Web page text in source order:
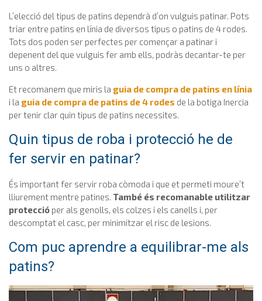
L’elecció del tipus de patins dependrà d’on vulguis patinar. Pots
triar entre patins en línia de diversos tipus o patins de 4 rodes.
Tots dos poden ser perfectes per començar a patinar i
depenent del que vulguis fer amb ells, podràs decantar-te per
uns o altres.
Et recomanem que miris la guia de compra de patins en línia
i la guia de compra de patins de 4 rodes de la botiga Inercia
per tenir clar quin tipus de patins necessites.
Quin tipus de roba i protecció he de
fer servir en patinar?
És important fer servir roba còmoda i que et permeti moure’t
lliurement mentre patines. També és recomanable utilitzar
protecció per als genolls, els colzes i els canells i, per
descomptat el casc, per minimitzar el risc de lesions.
Com puc aprendre a equilibrar-me als
patins?